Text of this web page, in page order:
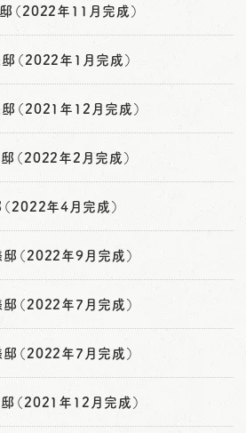
（2022年11月完成）
（2022年1月完成）
（2021年12月完成）
（2022年2月完成）
2022年4月完成）
（2022年9月完成）
（2022年7月完成）
（2022年7月完成）
（2021年12月完成）